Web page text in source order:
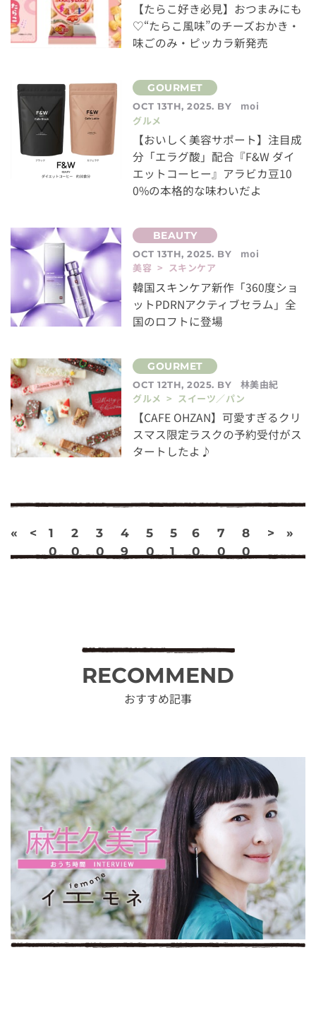
【たらこ好き必見】おつまみにも
♡“たらこ風味”のチーズおかき・
味ごのみ・ピッカラ新発売
OCT 13TH, 2025. BY
moi
グルメ
【おいしく美容サポート】注目成
分「エラグ酸」配合『F&W ダイ
エットコーヒー』アラビカ豆10
0%の本格的な味わいだよ
OCT 13TH, 2025. BY
moi
美容 > スキンケア
韓国スキンケア新作「360度ショ
ットPDRNアクティブセラム」全
国のロフトに登場
OCT 12TH, 2025. BY
林美由紀
グルメ > スイーツ／パン
【CAFE OHZAN】可愛すぎるクリ
スマス限定ラスクの予約受付がス
タートしたよ♪
« <
1
0
2
0
3
0
4
9
5
0
5
1
6
0
7
0
8
0
> »
RECOMMEND
おすすめ記事